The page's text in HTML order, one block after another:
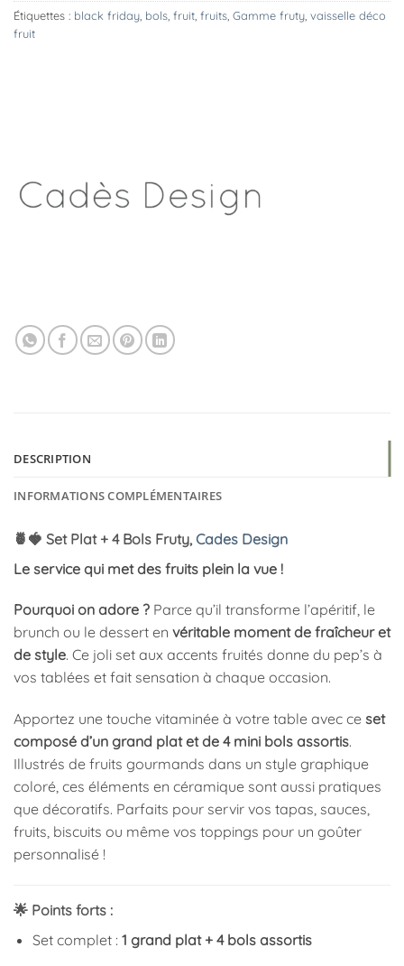
Étiquettes : black friday bols fruit fruits Gamme fruty vaisselle déco
fruit
DESCRIPTION
INFORMATIONS COMPLÉMENTAIRES
🍍🍓 Set Plat + 4 Bols Fruty, Cades Design
Le service qui met des fruits plein la vue !
Pourquoi on adore ? Parce qu’il transforme l’apéritif, le
brunch ou le dessert en véritable moment de fraîcheur et
de style. Ce joli set aux accents fruités donne du pep’s à
vos tablées et fait sensation à chaque occasion.
Apportez une touche vitaminée à votre table avec ce set
composé d’un grand plat et de 4 mini bols assortis.
Illustrés de fruits gourmands dans un style graphique
coloré, ces éléments en céramique sont aussi pratiques
que décoratifs. Parfaits pour servir vos tapas, sauces,
fruits, biscuits ou même vos toppings pour un goûter
personnalisé !
🌟 Points forts :
Set complet : 1 grand plat + 4 bols assortis